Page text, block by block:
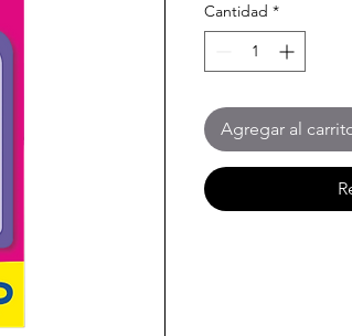
Cantidad *
Agregar al